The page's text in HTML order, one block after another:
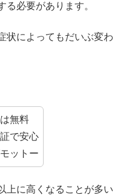
る必要があります。
状によってもだいぶ変わ
無料
で安心
ットー
上に高くなることが多い